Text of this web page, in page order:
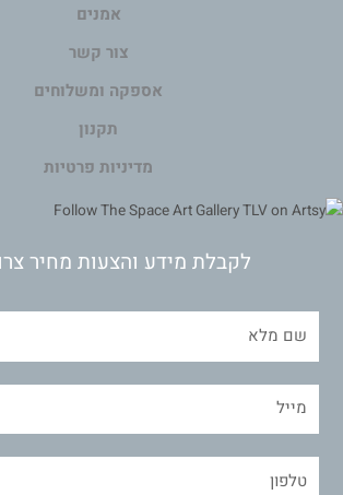
אמנים
צור קשר
אספקה ומשלוחים
תקנון
מדיניות פרטיות
לקבלת מידע והצעות מחיר